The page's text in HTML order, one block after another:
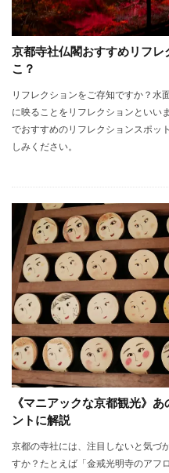
京都寺社仏閣おすすめリフ
こ？
リフレクションをご存知ですか？水
に映ることをリフレクションといい
でおすすめのリフレクションスポッ
しみください。
《マニアックな京都観光》
ントに解説
京都の寺社には、注目しないと気づ
すか？たとえば「金戒光明寺のアフ